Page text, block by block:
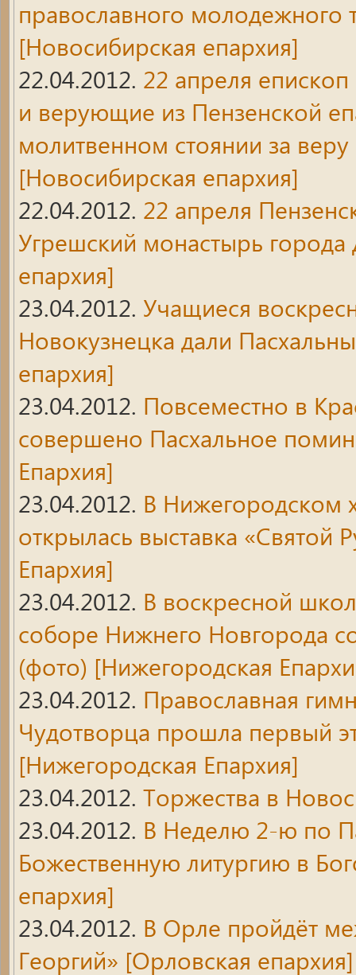
православного молодежного
[Новосибирская епархия]
22.04.2012. 22 апреля
и верующие из Пензенской
молитвенном стоянии за
[Новосибирская епархия]
22.04.2012. 22 апреля
Угрешский монастырь
епархия]
23.04.2012. Учащиеся
Новокузнецка дали
епархия]
23.04.2012. Повсеместно в
совершено Пасхальное
Епархия]
23.04.2012. В Нижегородском
открылась выставка «Святой
Епархия]
23.04.2012. В воскресной
соборе Нижнего Новгорода
(фото) [Нижегородская
23.04.2012. Православная
Чудотворца прошла первый
[Нижегородская Епархия]
23.04.2012. Торжества в
23.04.2012. В Неделю 2-ю по
Божественную литургию в
епархия]
23.04.2012. В Орле пройдёт
Георгий» [Орловская епархия]